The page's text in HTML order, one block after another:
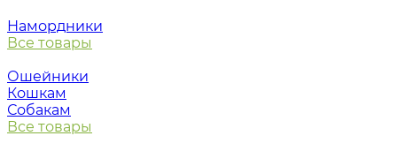
Намордники
Все товары
Ошейники
Кошкам
Собакам
Все товары